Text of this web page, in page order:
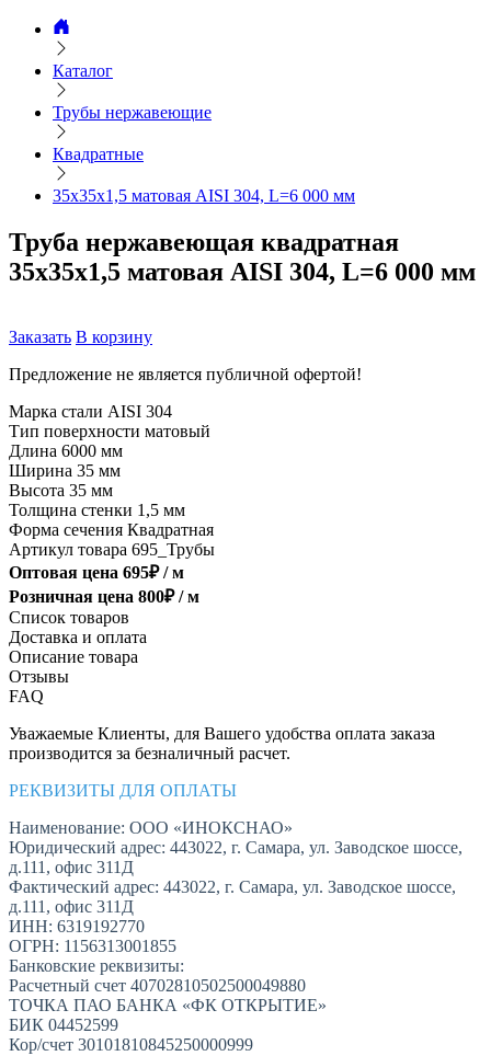
Каталог
Трубы нержавеющие
Квадратные
35х35х1,5 матовая AISI 304, L=6 000 мм
Труба нержавеющая квадратная
35х35х1,5 матовая AISI 304, L=6 000 мм
Заказать В корзину
Предложение не является публичной офертой!
Марка стали AISI 304
Тип поверхности матовый
Длина 6000 мм
Ширина 35 мм
Высота 35 мм
Толщина стенки 1,5 мм
Форма сечения Квадратная
Артикул товара 695_Трубы
Оптовая цена 695₽ /м
Розничная цена 800₽ /м
Список товаров
Доставка и оплата
Описание товара
Отзывы
FAQ
Уважаемые Клиенты, для Вашего удобства оплата заказа
производится за безналичный расчет.
РЕКВИЗИТЫ ДЛЯ ОПЛАТЫ
Наименование: ООО «ИНОКСНАО»
Юридический адрес: 443022, г. Самара, ул. Заводское шоссе,
д.111, офис 311Д
Фактический адрес: 443022, г. Самара, ул. Заводское шоссе,
д.111, офис 311Д
ИНН: 6319192770
ОГРН: 1156313001855
Банковские реквизиты:
Расчетный счет 40702810502500049880
ТОЧКА ПАО БАНКА «ФК ОТКРЫТИЕ»
БИК 04452599
Кор/счет 30101810845250000999